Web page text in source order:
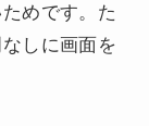
めです。た
しに画面を